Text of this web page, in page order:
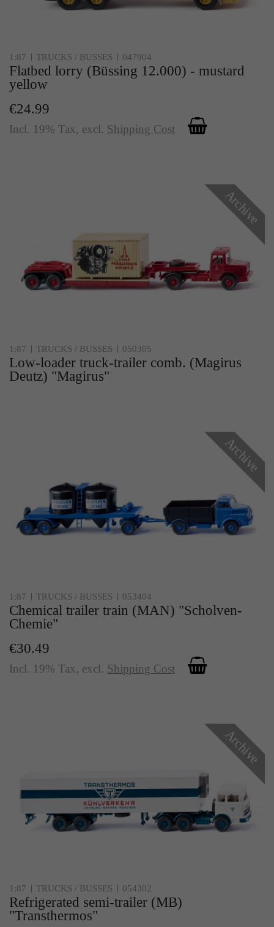
1:87 TRUCKS / BUSSES 047904
Flatbed lorry (Büssing 12.000) - mustard
yellow
€24.99
Incl. 19% Tax, excl. Shipping Cost
Archive
1:87 TRUCKS / BUSSES 050305
Low-loader truck-trailer comb. (Magirus
Deutz) "Magirus"
Archive
1:87 TRUCKS / BUSSES 053404
Chemical trailer train (MAN) "Scholven-
Chemie"
€30.49
Incl. 19% Tax, excl. Shipping Cost
Archive
1:87 TRUCKS / BUSSES 054302
Refrigerated semi-trailer (MB)
"Transthermos"